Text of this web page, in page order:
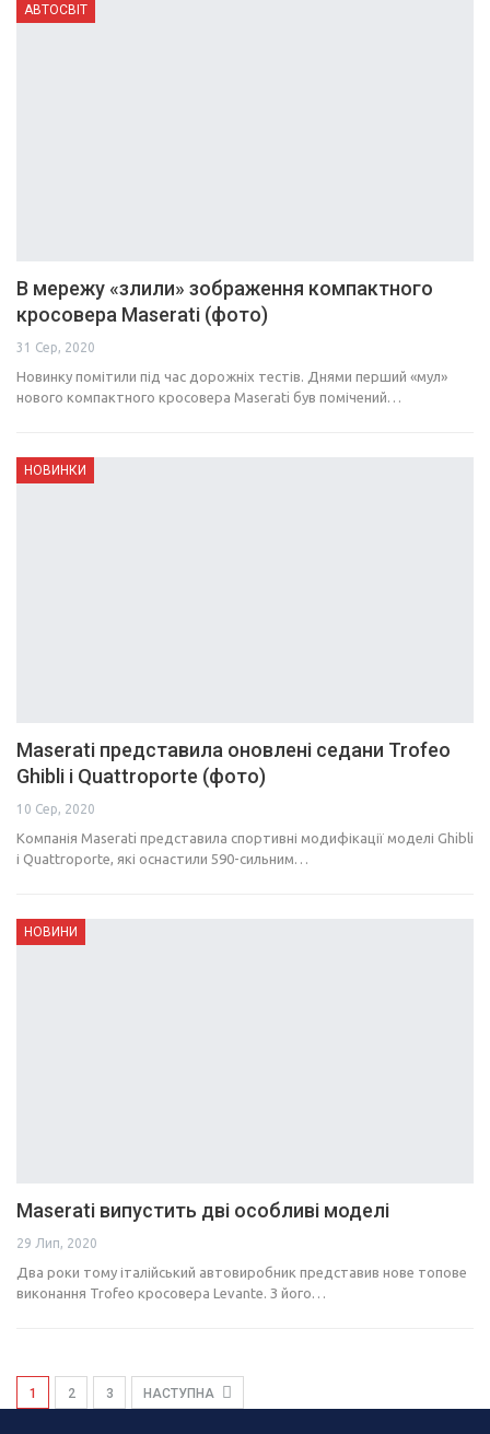
АВТОСВІТ
В мережу «злили» зображення компактного
кросовера Maserati (фото)
31 Сер, 2020
Новинку помітили під час дорожніх тестів. Днями перший «мул»
нового компактного кросовера Maserati був помічений…
НОВИНКИ
Maserati представила оновлені седани Trofeo
Ghibli і Quattroporte (фото)
10 Сер, 2020
Компанія Maserati представила спортивні модифікації моделі Ghibli
і Quattroporte, які оснастили 590-сильним…
НОВИНИ
Maserati випустить дві особливі моделі
29 Лип, 2020
Два роки тому італійський автовиробник представив нове топове
виконання Trofeo кросовера Levante. З його…
1 2 3 НАСТУПНА